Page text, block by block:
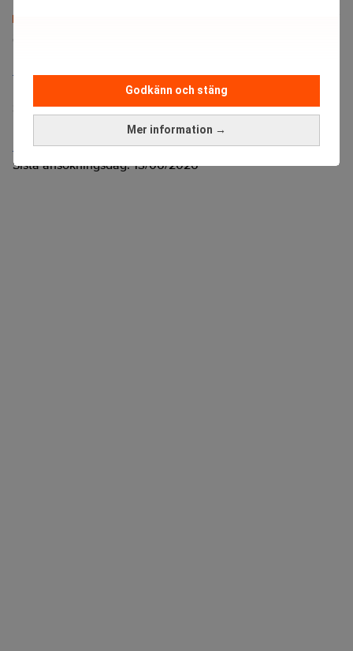
Mer information →
Godkänn och stäng
Senaste lediga jobben
Bromma, Stockholm
Sista ansökningsdag:21/08/2026
Medarbetare inom Intern styrning och kontroll till Alecta
Sista ansökningsdag:13/06/2026